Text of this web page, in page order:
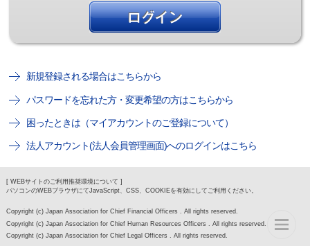
新規登録される場合はこちらから
パスワードを忘れた方・変更希望の方はこちらから
困ったときは（マイアカウントのご登録について）
法人アカウント(法人会員管理画面)へのログインはこちら
[ WEBサイトのご利用推奨環境について ]
パソコンのWEBブラウザにてJavaScript、CSS、COOKIEを有効にしてご利用ください。
Copyright (c) Japan Association for Chief Financial Officers . All rights reserved.
Copyright (c) Japan Association for Chief Human Resources Officers . All rights reserved.
Copyright (c) Japan Association for Chief Legal Officers . All rights reserved.